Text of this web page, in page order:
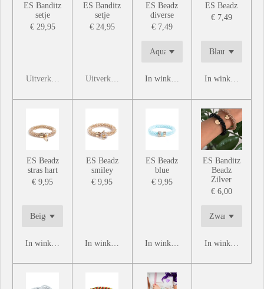
ES Banditz
setje
€ 29,95
Uitverkocht
ES Banditz
setje
€ 24,95
Uitverkocht
ES Beadz
diverse
€ 7,49
In winkelwagen
ES Beadz
€ 7,49
In winkelwagen
ES Beadz
stras hart
€ 9,95
In winkelwagen
ES Beadz
smiley
€ 9,95
In winkelwagen
ES Beadz
blue
€ 9,95
In winkelwagen
ES Banditz
Beadz
Zilver
€ 6,00
In winkelwagen